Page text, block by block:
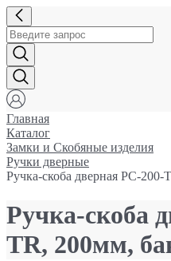
Главная
Каталог
Замки и Cкобяные изделия
Ручки дверные
Ручка-скоба дверная РС-200-
Ручка-скоба
TR, 200мм,